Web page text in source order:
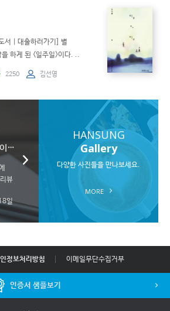
서 | 대출하러가기] 별
하게 된 <일주일>이다. ..
2250 김선영
..
지
..
일
월간 베스트리뷰 이벤..
뷰
..
일
월간 베스트리뷰 이벤..
뷰
..
일
월간 베스트리뷰 이벤..
뷰
..
일
월간 베스트리뷰 이벤..
리..
일
HANSUNG
Gallery
다양한 사진들을 만나보세요.
MORE
정보처리방침 이메일무단수집거부
인증서 샘플보기